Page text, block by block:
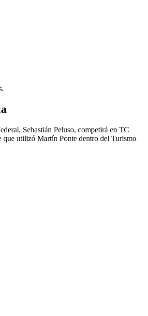
Sebastián Peluso, competirá en TC
que utilizó Martín Ponte dentro del Turismo